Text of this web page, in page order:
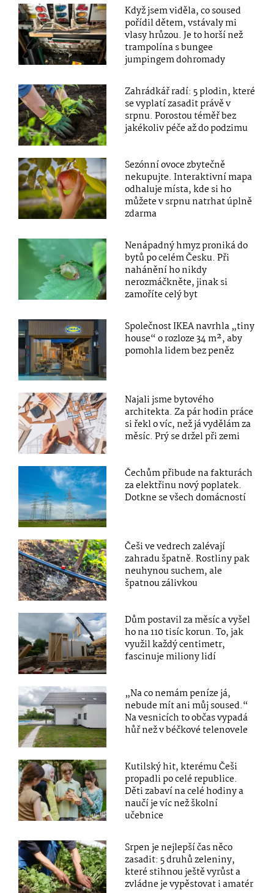
Když jsem viděla, co soused
pořídil dětem, vstávaly mi
vlasy hrůzou. Je to horší než
trampolína s bungee
jumpingem dohromady
Zahrádkář radí: 5 plodin, které
se vyplatí zasadit právě v
srpnu. Porostou téměř bez
jakékoliv péče až do podzimu
Sezónní ovoce zbytečně
nekupujte. Interaktivní mapa
odhaluje místa, kde si ho
můžete v srpnu natrhat úplně
zdarma
Nenápadný hmyz proniká do
bytů po celém Česku. Při
nahánění ho nikdy
nerozmáčkněte, jinak si
zamoříte celý byt
Společnost IKEA navrhla „tiny
house“ o rozloze 34 m², aby
pomohla lidem bez peněz
Najali jsme bytového
architekta. Za pár hodin práce
si řekl o víc, než já vydělám za
měsíc. Prý se držel při zemi
Čechům přibude na fakturách
za elektřinu nový poplatek.
Dotkne se všech domácností
Češi ve vedrech zalévají
zahradu špatně. Rostliny pak
neuhynou suchem, ale
špatnou zálivkou
Dům postavil za měsíc a vyšel
ho na 110 tisíc korun. To, jak
využil každý centimetr,
fascinuje miliony lidí
„Na co nemám peníze já,
nebude mít ani můj soused.“
Na vesnicích to občas vypadá
hůř než v béčkové telenovele
Kutilský hit, kterému Češi
propadli po celé republice.
Děti zabaví na celé hodiny a
naučí je víc než školní
učebnice
Srpen je nejlepší čas něco
zasadit: 5 druhů zeleniny,
které stihnou ještě vyrůst a
zvládne je vypěstovat i amatér